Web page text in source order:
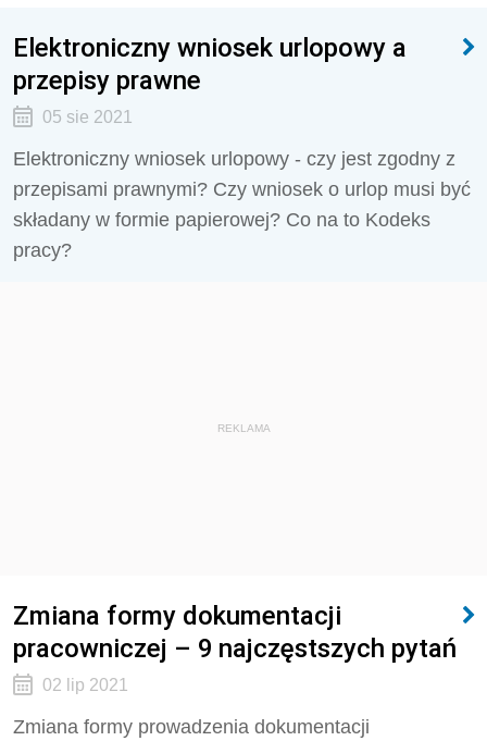
Elektroniczny wniosek urlopowy a
przepisy prawne
05 sie 2021
Elektroniczny wniosek urlopowy - czy jest zgodny z
przepisami prawnymi? Czy wniosek o urlop musi być
składany w formie papierowej? Co na to Kodeks
pracy?
REKLAMA
Zmiana formy dokumentacji
pracowniczej – 9 najczęstszych pytań
02 lip 2021
Zmiana formy prowadzenia dokumentacji